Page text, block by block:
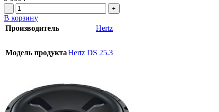
В корзину
Производитель
Hertz
Модель продуктаHertz DS 25.3